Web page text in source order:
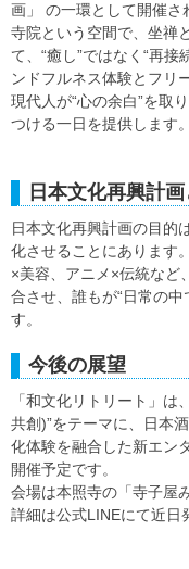
画」 の一環として開催さ
寺院という空間で、坐禅
て、“癒し”ではなく“再
ンドフルネス体験とフリ
現代人が“心の余白”を取
つける一日を提供します。
日本文化再興計
日本文化再興計画の目的
化させることにあります
×美容、アニメ×伝統など
合させ、誰もが“日常の
す。
今後の展望
「和文化リトリート」
共創)”をテーマに、日本
化体験を融合した新エン
開催予定です。
会場は本照寺の「寺子屋
詳細は公式LINEにて近日